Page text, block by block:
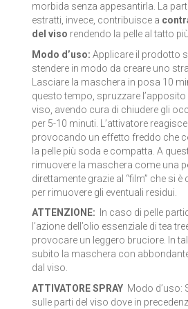
LE FATE BIO
NEVE COSMETICS
PHITOFILOS
PUROBIO COSMETICS
SABADÌ
TANGLE TEEZER
TEK ITALY
VILLA LODOLA
morbida senza appesantirla. La
estratti, invece, contribuisce a
del viso rendendo la pelle al tatto
Modo d’uso: Applicare il prodotto
stendere in modo da creare uno
Lasciare la maschera in posa 10
questo tempo, spruzzare
viso, avendo cura di chiudere gli
per 5-10 minuti. L’attivatore
provocando un effetto freddo che
la pelle più soda e compatta. A
rimuovere la maschera come una
direttamente grazie al “film” che si
per rimuovere gli eventuali residui.
ATTENZIONE: In caso di pelle
l’azione dell’olio essenziale di tea
provocare un leggero bruciore. In
subito la maschera con
dal viso.
ATTIVATORE SPRAY Modo d’uso:
sulle parti del viso dove in